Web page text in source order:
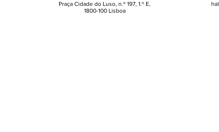
Praça Cidade do Luso, n.º 197, 1.º E,
1800-100 Lisboa